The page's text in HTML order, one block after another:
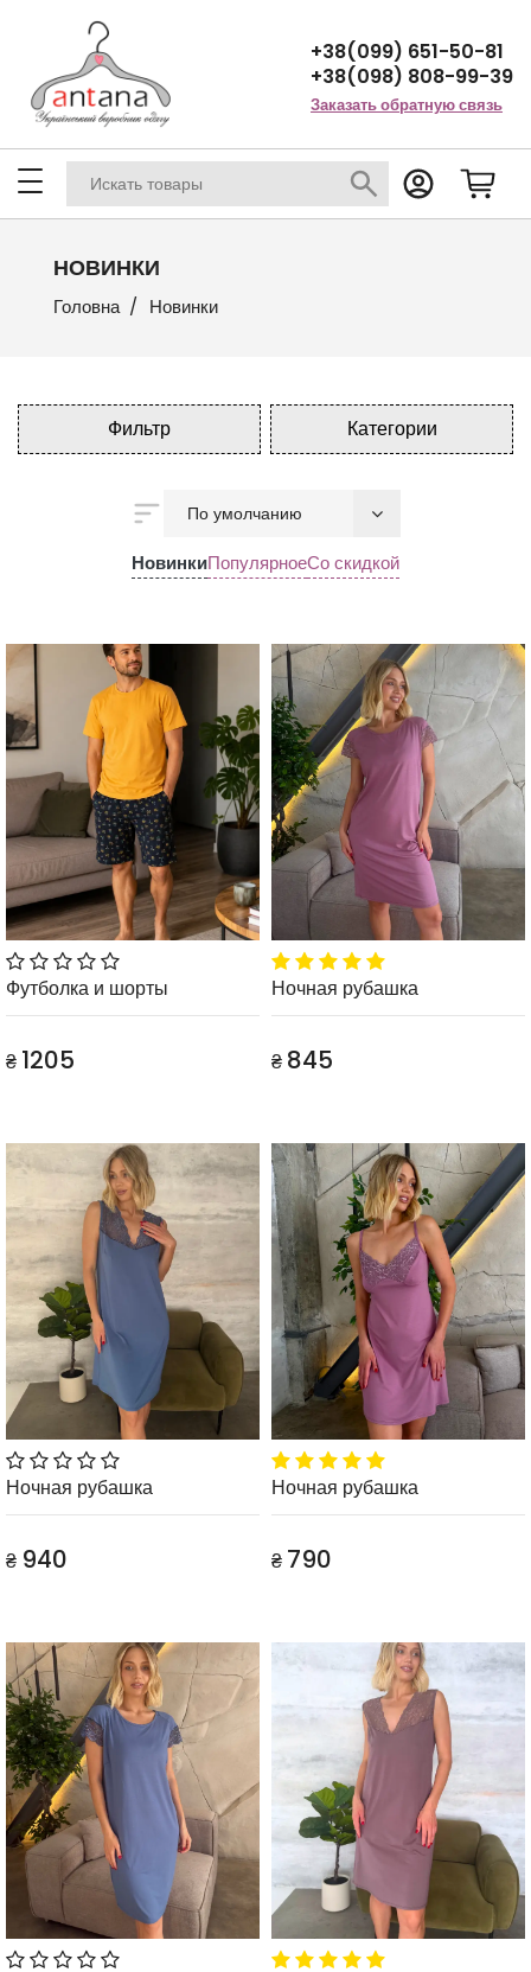
+38(099) 651-50-81
+38(098) 808-99-39
Заказать обратную связь
НОВИНКИ
Головна Новинки
Фильтр Категории
По умолчанию
НовинкиПопулярноеСо скидкой
Футболка и шорты
₴ 1205
Ночная рубашка
₴ 845
Ночная рубашка
₴ 940
Ночная рубашка
₴ 790